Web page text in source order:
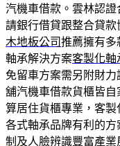
汽機車借款。雲林認
請銀行借貸跟整合貸
木地板公司推薦擁有多
軸承解決方案客製化軸
免留車方案需另附財力
舖汽機車借款貨櫃皆
算居住貨櫃專業，客
各式軸承品牌有利的
制 及人臉辨識豐富產